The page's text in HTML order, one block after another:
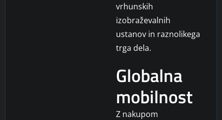
vrhunskih
izobraževalnih
ustanov in raznolikega
trga dela.
Globalna
mobilnost
Z nakupom